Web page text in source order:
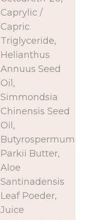
Caprylic /
Capric
Triglyceride,
Helianthus
Annuus Seed
Oil,
Simmondsia
Chinensis Seed
Oil,
Butyrospermum
Parkii Butter,
Aloe
Santinadensis
Leaf Poeder,
Juice